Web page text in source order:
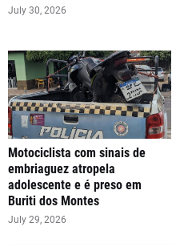
July 30, 2026
Motociclista com sinais de
embriaguez atropela
adolescente e é preso em
Buriti dos Montes
July 29, 2026